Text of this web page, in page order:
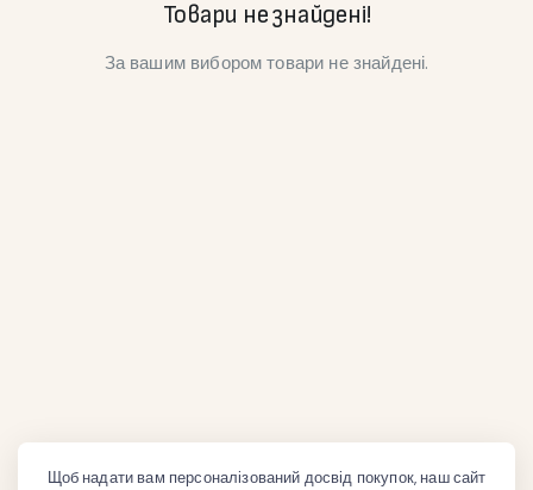
Товари не знайдені!
За вашим вибором товари не знайдені.
Щоб надати вам персоналізований досвід покупок, наш сайт